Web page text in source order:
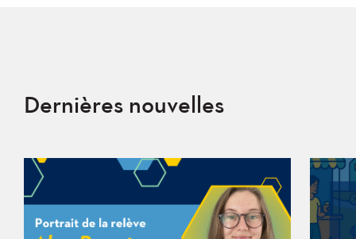
Dernières nouvelles